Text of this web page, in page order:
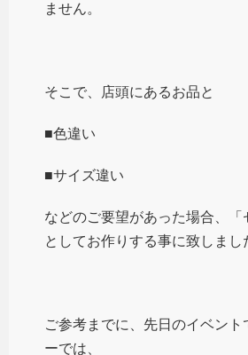
ません。
そこで、店頭にあるお品と
■色違い
■サイズ違い
などのご要望があった場合、「
としてお作りする事に致しまし
ご参考までに、先日のイベント
ーでは、